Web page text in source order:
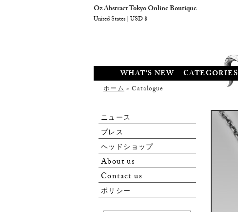
WHAT'S NEW CATEGORIES
ホーム» Catalogue
ニュース
プレス
ヘッドショップ
About us
Contact us
ポリシー
Oz Abstract Tokyo Online Boutique
United States | USD $